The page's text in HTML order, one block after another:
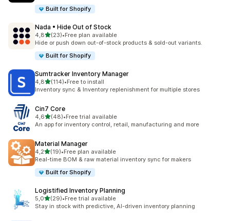
Built for Shopify
Nada • Hide Out of Stock
4,85 yıldız üzerinden
(23)
toplam 23 değerlendirme
•Free plan available
Hide or push down out-of-stock products & sold-out variants.
Built for Shopify
Sumtracker Inventory Manager
4,85 yıldız üzerinden
(114)
toplam 114 değerlendirme
•Free to install
Inventory sync & Inventory replenishment for multiple stores
Cin7 Core
4,65 yıldız üzerinden
(48)
toplam 48 değerlendirme
•Free trial available
An app for inventory control, retail, manufacturing and more
Material Manager
4,25 yıldız üzerinden
(19)
toplam 19 değerlendirme
•Free plan available
Real-time BOM & raw material inventory sync for makers
Built for Shopify
Logistified Inventory Planning
5,05 yıldız üzerinden
(29)
toplam 29 değerlendirme
•Free trial available
Stay in stock with predictive, AI-driven inventory planning